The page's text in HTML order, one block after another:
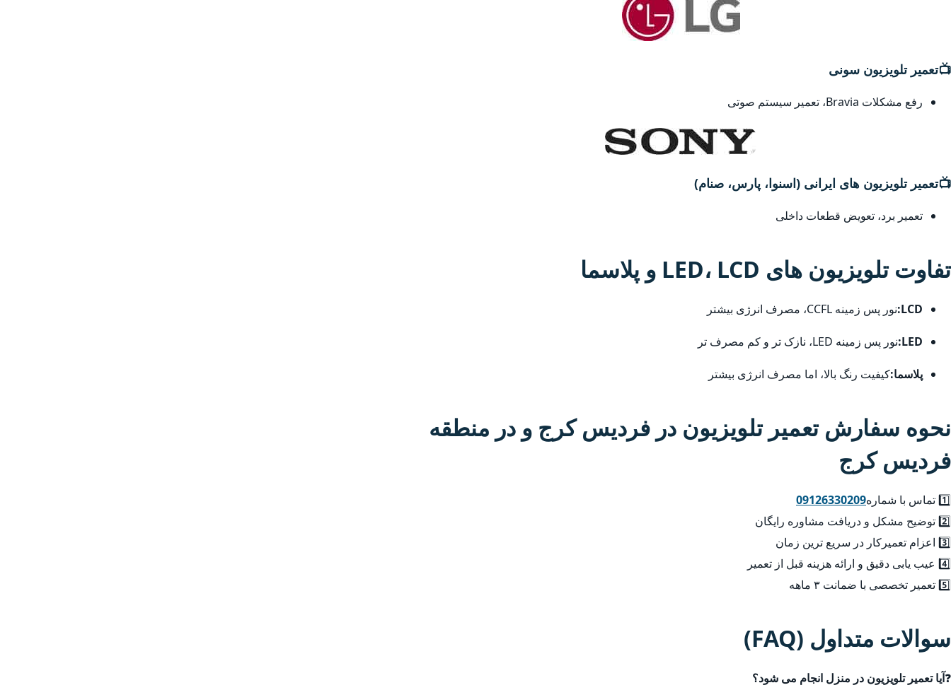
📺تعمیر تلویزیون سونی
رفع مشکلات Bravia، تعمیر سیستم صوتی
📺تعمیر تلویزیون های ایرانی (اسنوا، پارس، صنام)
تعمیر برد، تعویض قطعات داخلی
تفاوت تلویزیون های LED، LCD و پلاسما
LCD: نور پس زمینه CCFL، مصرف انرژی بیشتر
LED: نور پس زمینه LED، نازک تر و کم مصرف تر
پلاسما:کیفیت رنگ بالا، اما مصرف انرژی بیشتر
نحوه سفارش تعمیر تلویزیون در فردیس کرج و در منطقه
فردیس کرج
1️⃣ تماس با شماره
09126330209
2️⃣ توضیح مشکل و دریافت مشاوره رایگان
3️⃣ اعزام تعمیرکار در سریع ترین زمان
4️⃣ عیب یابی دقیق و ارائه هزینه قبل از تعمیر
5️⃣ تعمیر تخصصی با ضمانت ۳ ماهه
سوالات متداول (FAQ)
❓آیا تعمیر تلویزیون در منزل انجام می شود؟